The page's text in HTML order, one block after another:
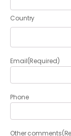
Country
Email(Required)
Phone
Other comments